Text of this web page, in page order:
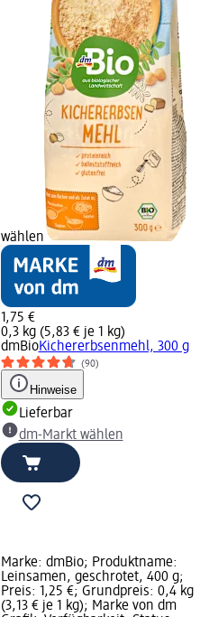
wählen
1,75 €
0,3 kg (5,83 € je 1 kg)
dmBioKichererbsenmehl, 300 g
(90)
Hinweise
Lieferbar
dm-Markt wählen
Marke: dmBio; Produktname:
Leinsamen, geschrotet, 400 g;
Preis: 1,25 €; Grundpreis: 0,4 kg
(3,13 € je 1 kg); Marke von dm